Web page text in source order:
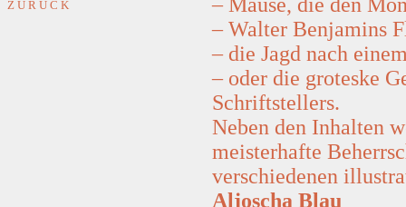
Z U R Ü C K
– Walter Benjamins
– die Jagd nach
– oder die groteske
Schriftstellers.
Neben den Inhalten
meisterhafte
verschiedenen
Aljoscha Blau